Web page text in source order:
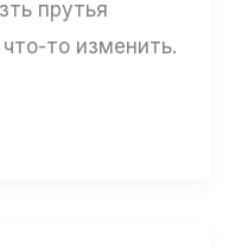
прутья
то изменить.